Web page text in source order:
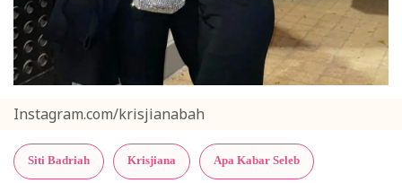
Instagram.com/krisjianabah
Siti Badriah Krisjiana Apa Kabar Seleb